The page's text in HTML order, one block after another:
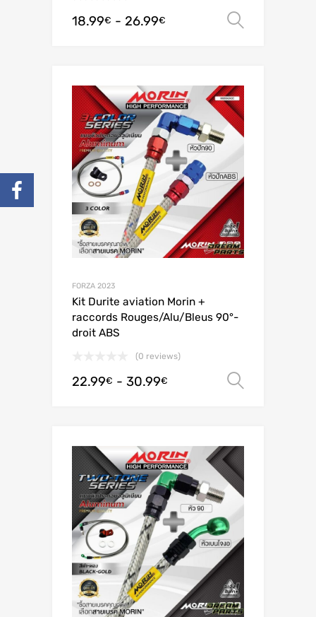
18.99€ - 26.99€
FORZA 2023
Kit Durite aviation Morin +
raccords Rouges/Alu/Bleus 90°-
droit ABS
(0 reviews)
22.99€ - 30.99€